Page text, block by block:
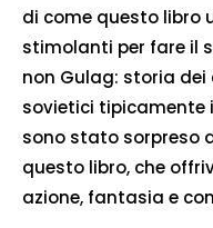
di come questo libro
stimolanti per fare il
non Gulag: storia
sovietici tipicamente
sono stato sorpreso
questo libro, che
azione, fantasia e